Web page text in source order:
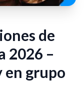
de
2026 –
en grupo